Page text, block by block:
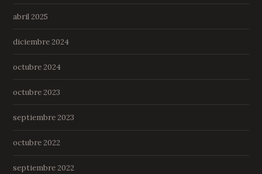
abril 2025
diciembre 2024
octubre 2024
octubre 2023
septiembre 2023
octubre 2022
septiembre 2022